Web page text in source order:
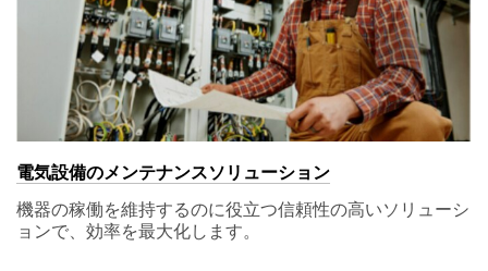
電気設備のメンテナンスソリューション
機器の稼働を維持するのに役立つ信頼性の高いソリューシ
ョンで、効率を最大化します。